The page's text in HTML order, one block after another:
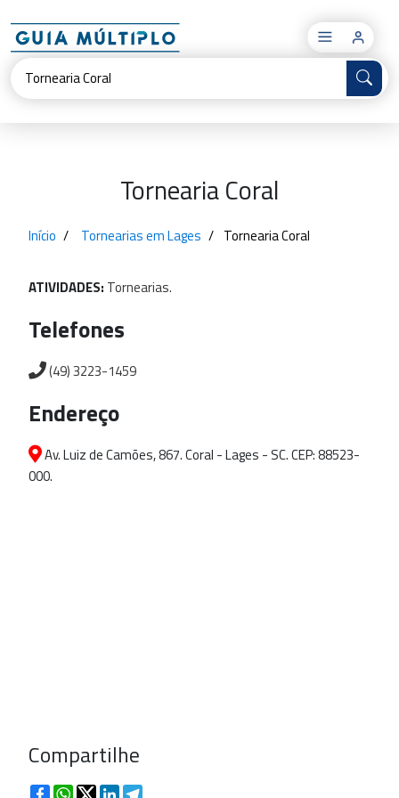
×
Tornearia Coral
Início Tornearias em Lages Tornearia Coral
ATIVIDADES: Tornearias.
Telefones
(49) 3223-1459
Endereço
Av. Luiz de Camões, 867. Coral - Lages - SC. CEP: 88523-
000.
Compartilhe
FacebookWhatsApp
TwitterLinkedIn